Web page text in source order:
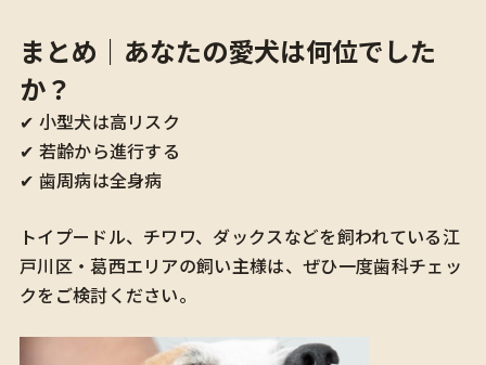
まとめ｜あなたの愛犬は何位でした
か？
✔ 小型犬は高リスク
✔ 若齢から進行する
✔ 歯周病は全身病
トイプードル、チワワ、ダックスなどを飼われている江
戸川区・葛西エリアの飼い主様は、ぜひ一度歯科チェッ
クをご検討ください。